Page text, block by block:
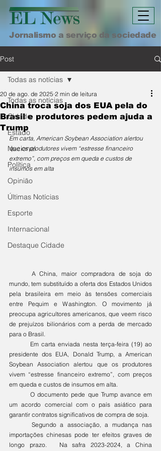
Jornalismo a serviço da sociedade
Post
Todas as notícias
Cidade
Estado
Nacional
Política
Opinião
Últimas Notícias
Esporte
Internacional
Destaque Cidade
Todas as notícias
China troca soja dos EUA pela do
Brasil e produtores pedem ajuda a
Trump
20 de ago. de 2025 2 min de leitura
Em carta, American Soybean Association alertou
que os produtores vivem “estresse financeiro
extremo”, com preços em queda e custos de
insumos em alta
mundo, tem substituído a oferta dos Estados Unidos
pela brasileira em meio às tensões comerciais
entre Pequim e Washington. O movimento já
preocupa agricultores americanos, que veem risco
de prejuízos bilionários com a perda de mercado
para o Brasil.
presidente dos EUA, Donald Trump, a American
Soybean Association alertou que os produtores
vivem “estresse financeiro extremo”, com preços
em queda e custos de insumos em alta.
	O documento pede que Trump avance em
um acordo comercial com o país asiático para
garantir contratos significativos de compra de soja.
importações chinesas pode ter efeitos graves de
longo prazo. 	Na safra 2023-2024, a China